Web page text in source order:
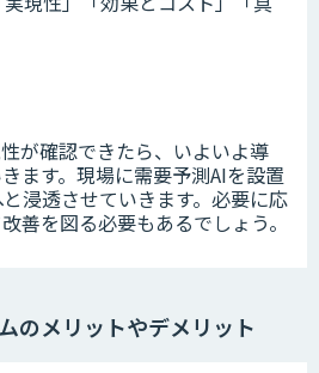
が確認できたら、いよいよ導
ます。現場に需要予測AIを設置
浸透させていきます。必要に応
善を図る必要もあるでしょう。
のメリットやデメリット